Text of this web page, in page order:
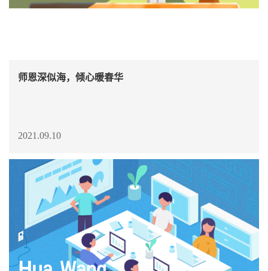
师恩深似海，倾心暖春华
2021.09.10